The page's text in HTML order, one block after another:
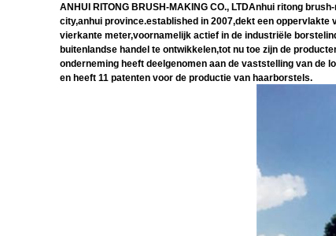
ANHUI RITONG BRUSH-MAKING CO., LTDAnhui ritong
city,anhui province.established in 2007,dekt een
vierkante meter,voornamelijk actief in de industriële
buitenlandse handel te ontwikkelen,tot nu toe zijn de
onderneming heeft deelgenomen aan de vaststelling van de
en heeft 11 patenten voor de productie van haarborstels.